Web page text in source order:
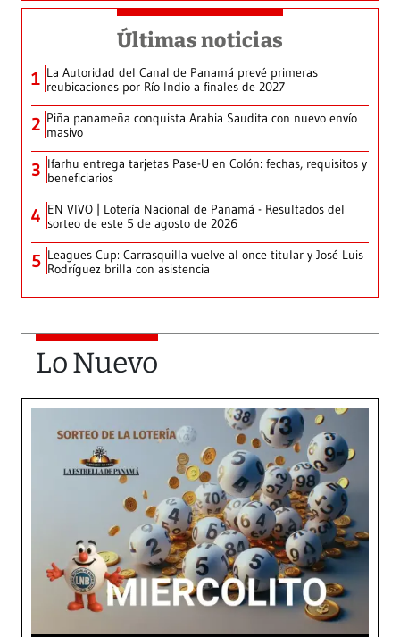
Últimas noticias
1 La Autoridad del Canal de Panamá prevé primeras
reubicaciones por Río Indio a finales de 2027
2 Piña panameña conquista Arabia Saudita con nuevo envío
masivo
3 Ifarhu entrega tarjetas Pase-U en Colón: fechas, requisitos y
beneficiarios
4 EN VIVO | Lotería Nacional de Panamá - Resultados del
sorteo de este 5 de agosto de 2026
5 Leagues Cup: Carrasquilla vuelve al once titular y José Luis
Rodríguez brilla con asistencia
Lo Nuevo